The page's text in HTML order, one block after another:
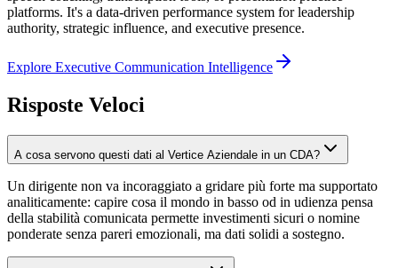
platforms. It's a data-driven performance system for leadership
authority, strategic influence, and executive presence.
Explore Executive Communication Intelligence
Risposte Veloci
A cosa servono questi dati al Vertice Aziendale in un CDA?
Un dirigente non va incoraggiato a gridare più forte ma supportato
analiticamente: capire cosa il mondo in basso od in udienza pensa
della stabilità comunicata permette investimenti sicuri o nomine
ponderate senza pareri emozionali, ma dati solidi a sostegno.